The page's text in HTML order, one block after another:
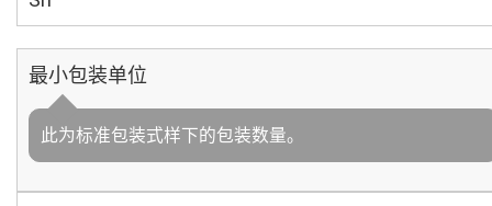
最小包装单位
此为标准包装式样下的包装数量。